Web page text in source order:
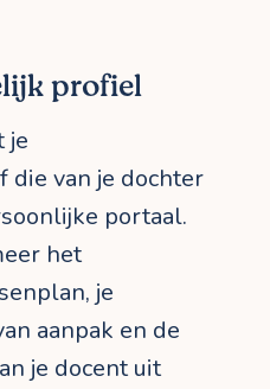
profiel
je
die van je dochter
portaal.
het
je
aanpak en de
je docent uit